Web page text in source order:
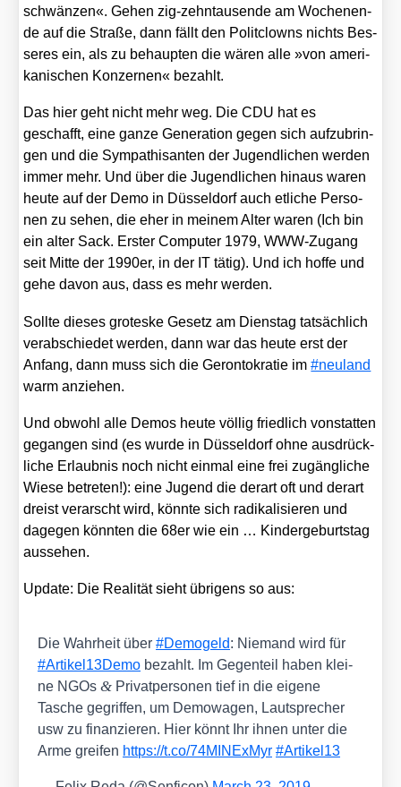
schwän­zen«. Gehen zig-zehn­tau­sen­de am Wochen­en­
de auf die Stra­ße, dann fällt den Polit­clowns nichts Bes­
se­res ein, als zu behaup­ten die wären alle »von ame­ri­
ka­ni­schen Kon­zer­nen« bezahlt.
Das hier geht nicht mehr weg. Die CDU hat es
geschafft, eine gan­ze Gene­ra­ti­on gegen sich auf­zu­brin­
gen und die Sym­pa­thi­san­ten der Jugend­li­chen wer­den
immer mehr. Und über die Jugend­li­chen hin­aus waren
heu­te auf der Demo in Düs­sel­dorf auch etli­che Per­so­
nen zu sehen, die eher in mei­nem Alter waren (Ich bin
ein alter Sack. Ers­ter Com­pu­ter 1979, WWW-Zugang
seit Mit­te der 1990er, in der IT tätig). Und ich hof­fe und
gehe davon aus, dass es mehr wer­den.
Soll­te die­ses gro­tes­ke Gesetz am Diens­tag tat­säch­lich
ver­ab­schie­det wer­den, dann war das heu­te erst der
Anfang, dann muss sich die Geron­to­kra­tie im#neu­land
warm anzie­hen.
Und obwohl alle Demos heu­te völ­lig fried­lich von­stat­ten
gegan­gen sind (es wur­de in Düs­sel­dorf ohne aus­drück­
li­che Erlaub­nis noch nicht ein­mal eine frei zugäng­li­che
Wie­se betre­ten!): eine Jugend die der­art oft und der­art
dreist ver­arscht wird, könn­te sich radi­ka­li­sie­ren und
dage­gen könn­ten die 68er wie ein … Kin­der­ge­burts­tag
aus­se­hen.
Update: Die Rea­li­tät sieht übri­gens so aus:
Die Wahr­heit über#Demo­geld: Nie­mand wird für
#Artikel13Demo bezahlt. Im Gegen­teil haben klei­
ne NGOs& Pri­vat­per­so­nen tief in die eige­ne
Tasche gegrif­fen, um Demo­wa­gen, Laut­spre­cher
usw zu finan­zie­ren. Hier könnt Ihr ihnen unter die
Arme grei­fen https://t.co/74MINExMyr #Artikel13